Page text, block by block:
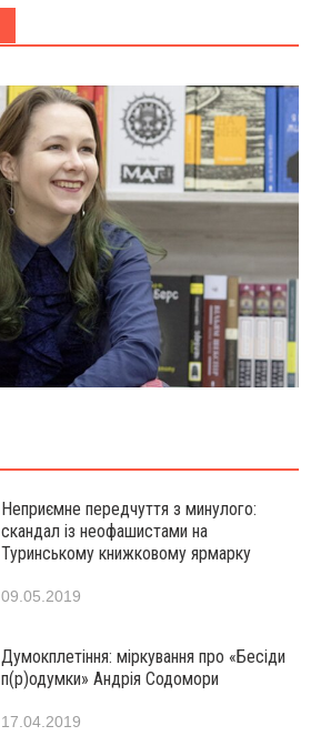
Неприємне передчуття з минулого:
скандал із неофашистами на
Туринському книжковому ярмарку
09.05.2019
Думокплетіння: міркування про «Бесіди
п(р)одумки» Андрія Содомори
17.04.2019